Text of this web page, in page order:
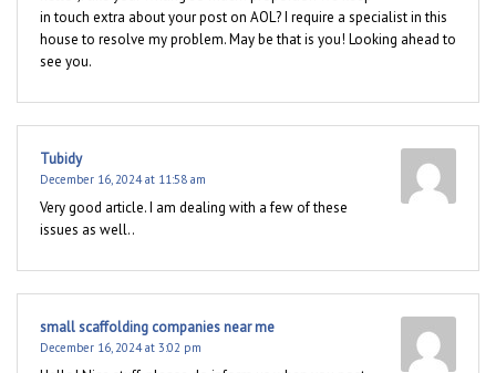
in touch extra about your post on AOL? I require a specialist in this
house to resolve my problem. May be that is you! Looking ahead to
see you.
Tubidy
December 16, 2024 at 11:58 am
Very good article. I am dealing with a few of these
issues as well..
small scaffolding companies near me
December 16, 2024 at 3:02 pm